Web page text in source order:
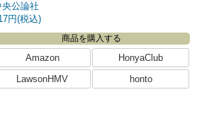
央公論社
円(税込)
商品を購入する
Amazon
HonyaClub
LawsonHMV
honto